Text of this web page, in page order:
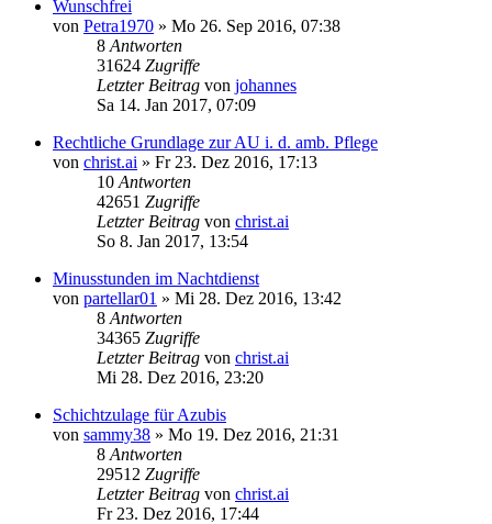
Wunschfrei
von Petra1970 » Mo 26. Sep 2016, 07:38
8 Antworten
31624 Zugriffe
Letzter Beitrag von johannes
Sa 14. Jan 2017, 07:09
Rechtliche Grundlage zur AU i. d. amb. Pflege
von christ.ai » Fr 23. Dez 2016, 17:13
10 Antworten
42651 Zugriffe
Letzter Beitrag von christ.ai
So 8. Jan 2017, 13:54
Minusstunden im Nachtdienst
von partellar01 » Mi 28. Dez 2016, 13:42
8 Antworten
34365 Zugriffe
Letzter Beitrag von christ.ai
Mi 28. Dez 2016, 23:20
Schichtzulage für Azubis
von sammy38 » Mo 19. Dez 2016, 21:31
8 Antworten
29512 Zugriffe
Letzter Beitrag von christ.ai
Fr 23. Dez 2016, 17:44